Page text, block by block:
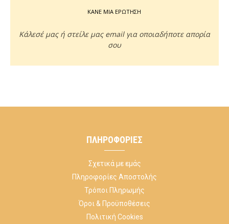
ΚΑΝΕ ΜΙΑ ΕΡΩΤΗΣΗ
Κάλεσέ μας ή στείλε μας email για οποιαδήποτε απορία
σου
ΠΛΗΡΟΦΟΡΊΕΣ
Σχετικά με εμάς
Πληροφορίες Αποστολής
Τρόποι Πληρωμής
Όροι & Προϋποθέσεις
Πολιτική Cookies